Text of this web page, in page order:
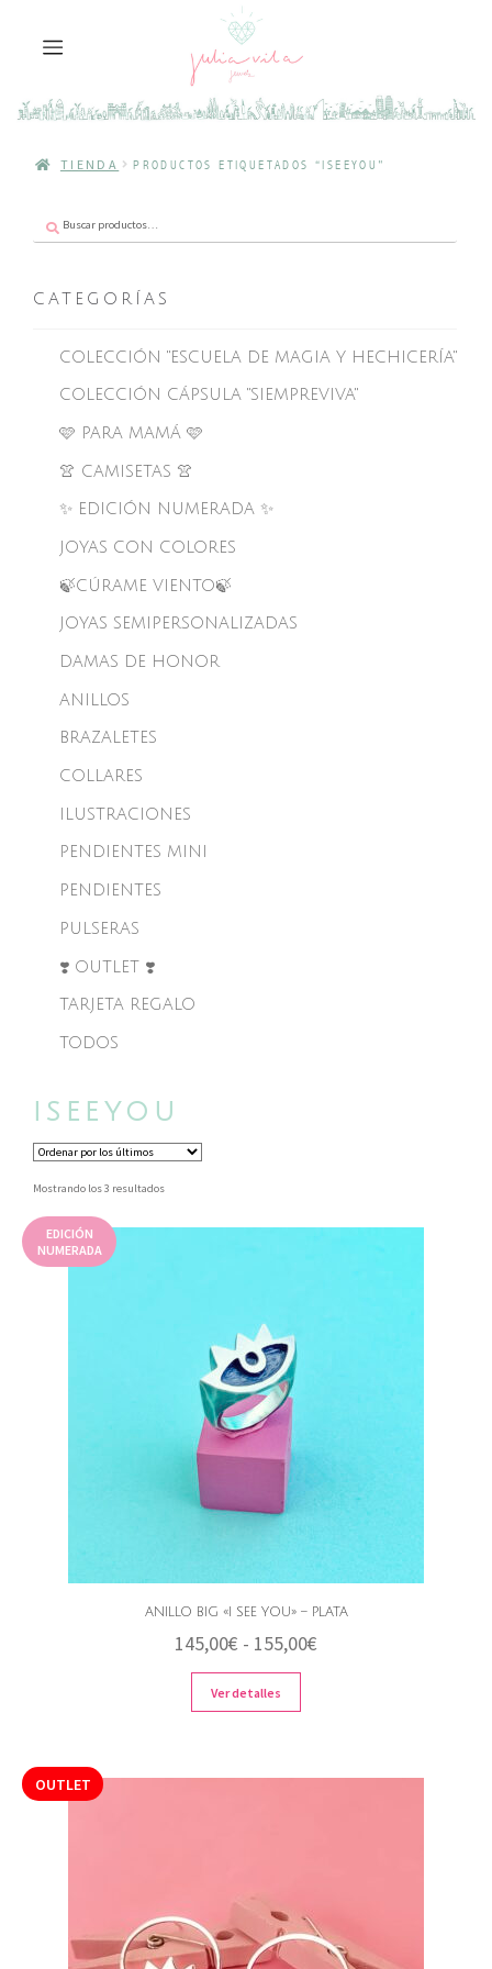
TIENDA PRODUCTOS ETIQUETADOS “ISEEYOU”
por:
CATEGORÍAS
COLECCIÓN "ESCUELA DE MAGIA Y HECHICERÍA"
COLECCIÓN CÁPSULA "SIEMPREVIVA"
🩷 PARA MAMÁ 🩷
👚 CAMISETAS 👚
✨ EDICIÓN NUMERADA ✨
JOYAS CON COLORES
🍃CÚRAME VIENTO🍃
JOYAS SEMIPERSONALIZADAS
DAMAS DE HONOR
ANILLOS
BRAZALETES
COLLARES
ILUSTRACIONES
PENDIENTES MINI
PENDIENTES
PULSERAS
❣️ OUTLET ❣️
TARJETA REGALO
TODOS
ISEEYOU
Mostrando los 3 resultadosOrdenado
EDICIÓN
NUMERADA
ANILLO BIG «I SEE YOU» – PLATA
145,00€ - 155,00€
Ver detalles
OUTLET